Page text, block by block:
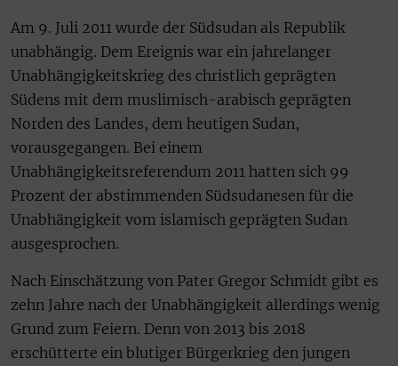
Am 9. Juli 2011 wurde der Südsudan als Republik
unabhängig. Dem Ereignis war ein jahrelanger
Unabhängigkeitskrieg des christlich geprägten
Südens mit dem muslimisch-arabisch geprägten
Norden des Landes, dem heutigen Sudan,
vorausgegangen. Bei einem
Unabhängigkeitsreferendum 2011 hatten sich 99
Prozent der abstimmenden Südsudanesen für die
Unabhängigkeit vom islamisch geprägten Sudan
ausgesprochen.
Nach Einschätzung von Pater Gregor Schmidt gibt es
zehn Jahre nach der Unabhängigkeit allerdings wenig
Grund zum Feiern. Denn von 2013 bis 2018
erschütterte ein blutiger Bürgerkrieg den jungen